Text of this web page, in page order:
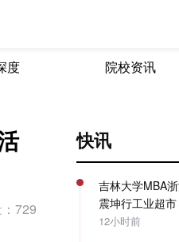
度 院校资讯
729
快讯
吉林大学MBA
震坤行工业超
路！
12小时前